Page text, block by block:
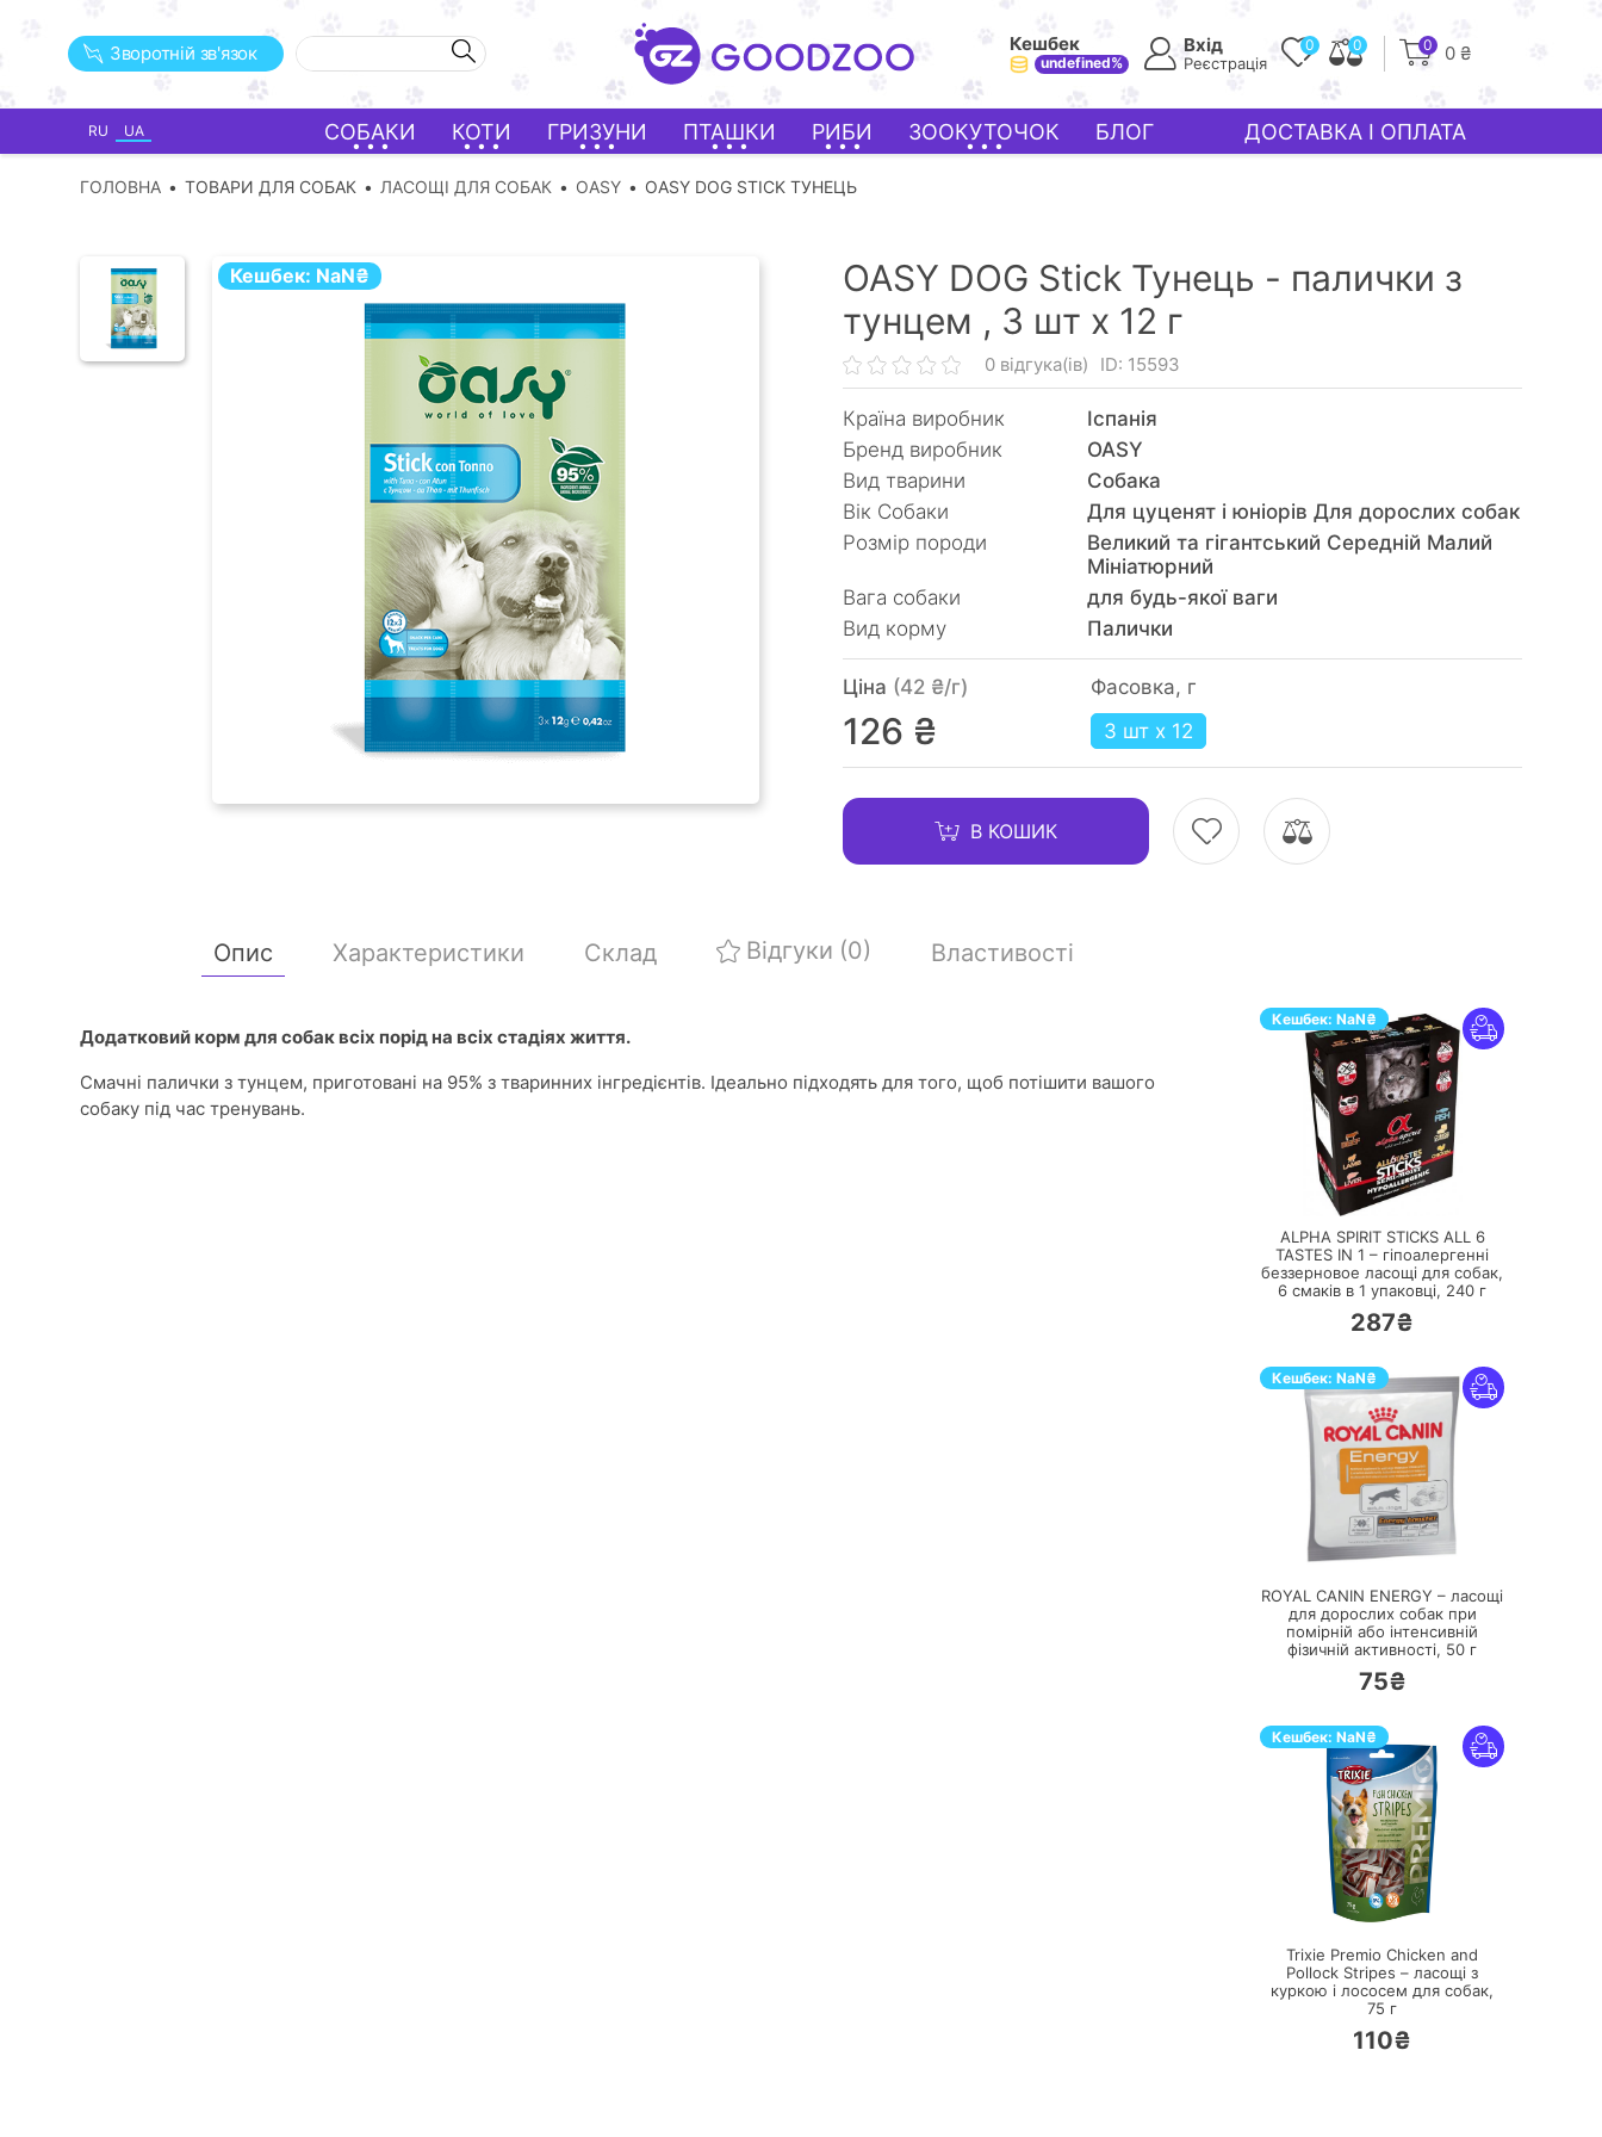
Зворотній зв'язок Кешбек
undefined%
Вхід
Реєстрація
0 0 0 0 ₴
RU UA СОБАКИ КОТИ ГРИЗУНИ ПТАШКИ РИБИ ЗООКУТОЧОК БЛОГ ДОСТАВКА І ОПЛАТА
ГОЛОВНА ТОВАРИ ДЛЯ СОБАК ЛАСОЩІ ДЛЯ СОБАК OASY OASY DOG STICK ТУНЕЦЬ
Кешбек: NaN₴
OASY DOG Stick Тунець - палички з
тунцем , 3 шт x 12 г
0 відгука(ів) ID: 15593
Країна виробник
Іспанія
Бренд виробник
OASY
Вид тварини
Собака
Вік Собаки
Для цуценят і юніорів Для дорослих собак
Розмір породи
Великий та гігантський Середній Малий
Мініатюрний
Вага собаки
для будь-якої ваги
Вид корму
Палички
Ціна (42 ₴/г)
126 ₴
Фасовка, г
3 шт x 12
В КОШИК
Опис Характеристики Склад Відгуки (0) Властивості
Додатковий корм для собак всіх порід на всіх стадіях життя.
Смачні палички з тунцем, приготовані на 95% з тваринних інгредієнтів. Ідеально підходять для того, щоб потішити вашого
собаку під час тренувань.
Кешбек: NaN₴
ПЕРЕЙТИ
ALPHA SPIRIT STICKS ALL 6
TASTES IN 1 – гіпоалергенні
беззерновое ласощі для собак,
6 смаків в 1 упаковці, 240 г
287₴
Кешбек: NaN₴
ПЕРЕЙТИ
ROYAL CANIN ENERGY – ласощі
для дорослих собак при
помірній або інтенсивній
фізичній активності, 50 г
75₴
Кешбек: NaN₴
ПЕРЕЙТИ
Trixie Premio Chicken and
Pollock Stripes – ласощі з
куркою і лососем для собак,
75 г
110₴